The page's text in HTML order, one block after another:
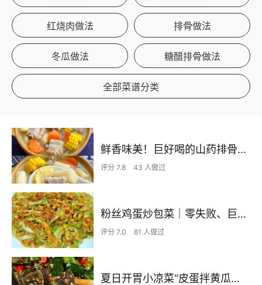
红烧肉做法 排骨做法
冬瓜做法 糖醋排骨做法
全部菜谱分类
鲜香味美！巨好喝的山药排骨汤！！
评分 7.8 43 人做过
粉丝鸡蛋炒包菜｜零失败、巨下饭
评分 7.0 81 人做过
夏日开胃小凉菜“皮蛋拌黄瓜🥒”开胃减脂